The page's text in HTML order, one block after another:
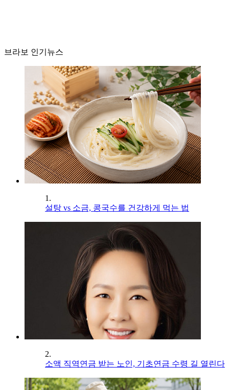
브라보 인기뉴스
1.
설탕 vs 소금, 콩국수를 건강하게 먹는 법
2.
소액 직역연금 받는 노인, 기초연금 수령 길 열린다